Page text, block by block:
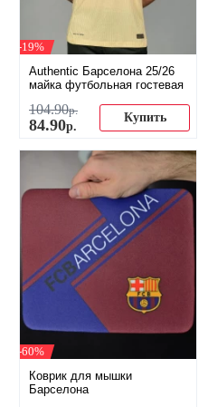
-19%
Authentic Барселона 25/26
майка футбольная гостевая
104.90р.
84.90р.
Купить
-60%
Коврик для мышки
Барселона